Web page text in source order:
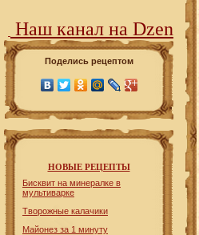
Наш канал на Dzen
Поделись рецептом
НОВЫЕ РЕЦЕПТЫ
Бисквит на минералке в
мультиварке
Творожные калачики
Майонез за 1 минуту